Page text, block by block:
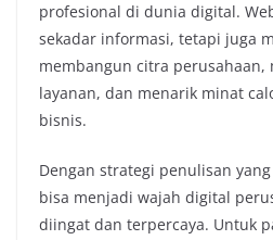
profesional di dunia digital.
sekadar informasi, tetapi juga
membangun citra perusahaan,
layanan, dan menarik minat
bisnis.
Dengan strategi penulisan
bisa menjadi wajah digital
diingat dan terpercaya. Untuk